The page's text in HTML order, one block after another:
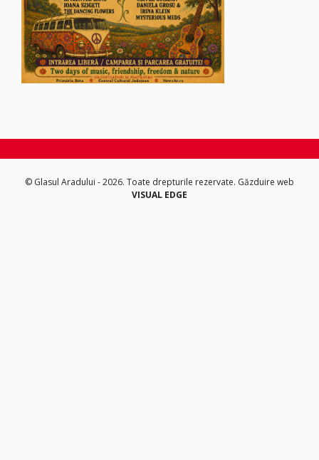
© Glasul Aradului - 2026. Toate drepturile rezervate. Găzduire web
VISUAL EDGE